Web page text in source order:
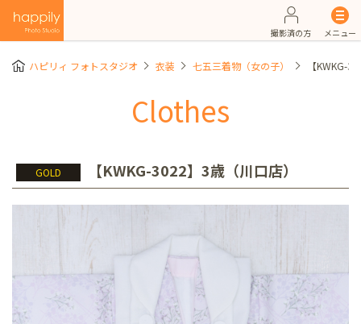
撮影済の方 メニュー
ハピリィ フォトスタジオ 衣装 七五三着物（女の子） 【KWKG-
Clothes
GOLD 【KWKG-3022】3歳（川口店）